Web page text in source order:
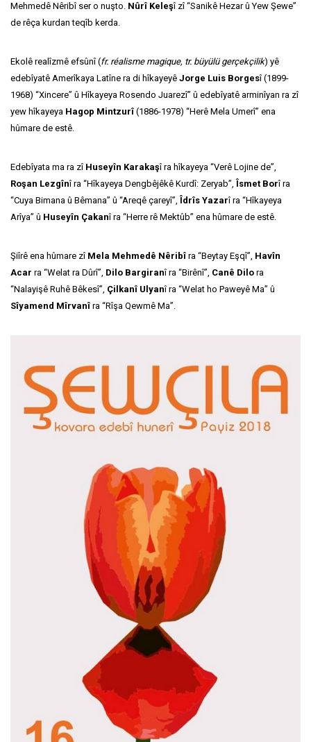
Mehmedê Nêribî ser o nuşto. Nûrî Keleşî zî “Sanikê Hezar û Yew Şewe”
de rêça kurdan teqîb kerda.
Ekolê realîzmê efsûnî (fr. réalisme magique, tr. büyülü gerçekçilik) yê
edebîyatê Amerîkaya Latîne ra di hîkayeyê Jorge Luis Borgesî (1899-
1968) “Xincere” û Hîkayeya Rosendo Juarezî” û edebîyatê arminîyan ra zî
yew hîkayeya Hagop Mintzurî (1886-1978) “Herê Mela Umerî” ena
hûmare de estê.
Edebîyata ma ra zî Huseyîn Karakaşî ra hîkayeya “Verê Lojine de”,
Roşan Lezgînî ra “Hîkayeya Dengbêjêkê Kurdî: Zeryab”, Îsmet Borî ra
“Cuya Bimana û Bêmana” û “Areqê çareyî”, Îdrîs Yazarî ra “Hîkayeya
Arîya” û Huseyîn Çakanî ra “Herre rê Mektûb” ena hûmare de estê.
Şiîrê ena hûmare zî Mela Mehmedê Nêribî ra “Beytay Eşqî”, Havîn
Acar ra “Welat ra Dûrî”, Dilo Bargiranî ra “Birênî”, Canê Dilo ra
“Nalayişê Ruhê Bêkesî”, Çilkanî Ulyanî ra “Welat ho Paweyê Ma” û
Sîyamend Mîrvanî ra “Rîşa Qewmê Ma”.